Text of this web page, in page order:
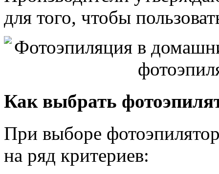
для того, чтобы
Как выбрать
При выборе
на ряд критериев: